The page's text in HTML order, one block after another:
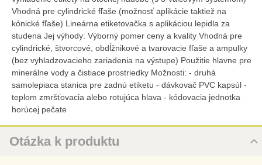
Vhodná pre cylindrické fľaše (možnosť aplikácie taktiež na
kónické fľaše) Lineárna etiketovačka s aplikáciou lepidla za
studena Jej výhody: Výborný pomer ceny a kvality Vhodná pre
cylindrické, štvorcové, obdĺžnikové a tvarovacie fľaše a ampulky
(bez vyhladzovacieho zariadenia na výstupe) Použitie hlavne pre
minerálne vody a čistiace prostriedky Možnosti: - druhá
samolepiaca stanica pre zadnú etiketu - dávkovač PVC kapsúl -
teplom zmršťovacia alebo rotujúca hlava - kódovacia jednotka
horúcej pečate
Otázka k produktu